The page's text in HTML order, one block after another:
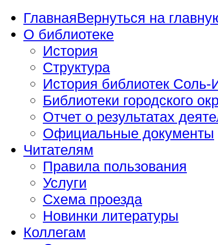
ГлавнаяВернуться на
О библиотеке
История
Структура
История библиотек Соль-
Библиотеки городского
Отчет о результатах
Официальные документы
Читателям
Правила пользования
Услуги
Схема проезда
Новинки литературы
Коллегам